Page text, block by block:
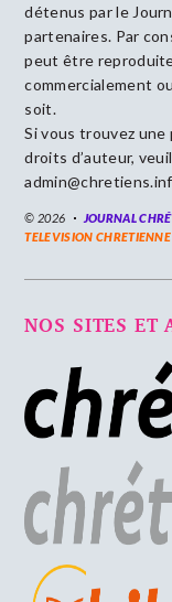
détenus par le
partenaires. Par
peut être
commercialement
soit.
Si vous trouvez une
droits d’auteur,
© 2026 JOURNAL
TELEVISION CHRETIENNE
NOS SITES ET